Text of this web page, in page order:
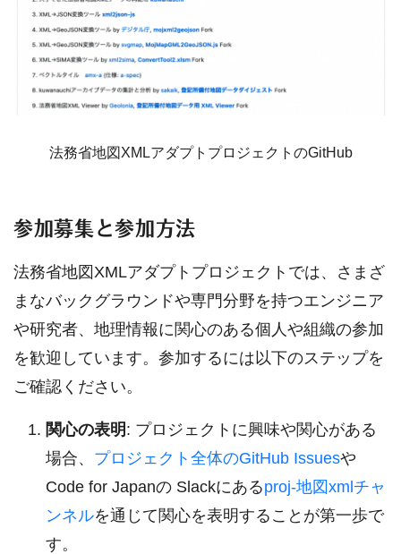
法務省地図XMLアダプトプロジェクトのGitHub
参加募集と参加方法
法務省地図XMLアダプトプロジェクトでは、さまざ
まなバックグラウンドや専門分野を持つエンジニア
や研究者、地理情報に関心のある個人や組織の参加
を歓迎しています。参加するには以下のステップを
ご確認ください。
関心の表明 : プロジェクトに興味や関心がある
場合、 プロジェクト全体のGitHub Issuesや
Code for Japanの Slackにあるproj-地図xmlチャ
ンネルを通じて関心を表明することが第一歩で
す。